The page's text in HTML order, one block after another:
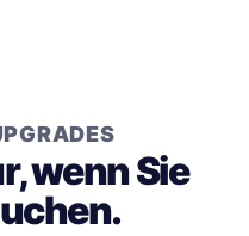
wenn Sie